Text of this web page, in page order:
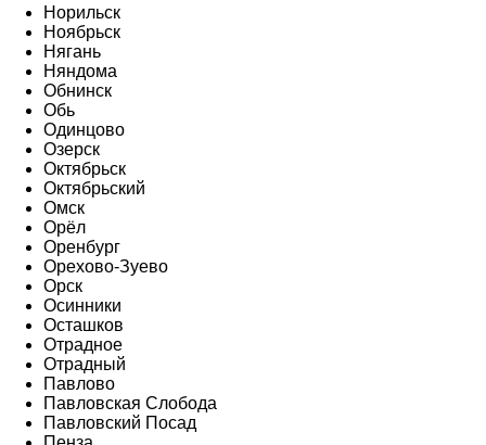
Норильск
Ноябрьск
Нягань
Няндома
Обнинск
Обь
Одинцово
Озерск
Октябрьск
Октябрьский
Омск
Орёл
Оренбург
Орехово-Зуево
Орск
Осинники
Осташков
Отрадное
Отрадный
Павлово
Павловская Слобода
Павловский Посад